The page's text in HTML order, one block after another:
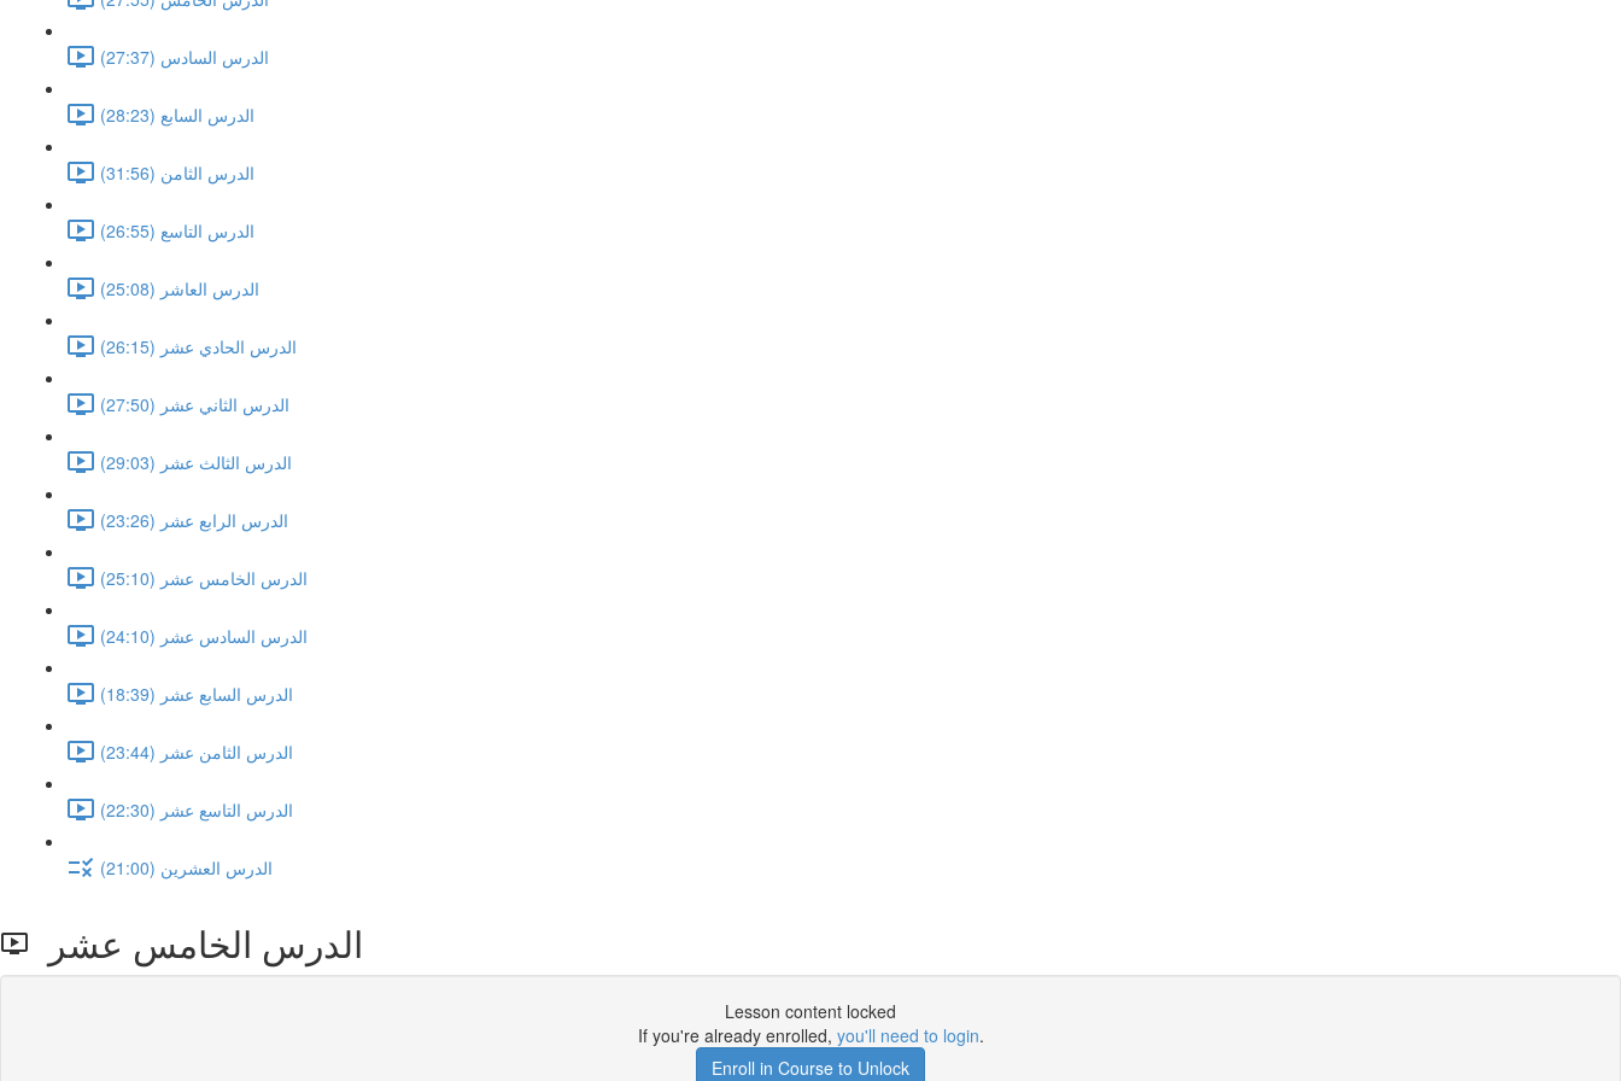
الدرس السادس (27:37)
الدرس السابع (28:23)
الدرس الثامن (31:56)
الدرس التاسع (26:55)
الدرس العاشر (25:08)
الدرس الحادي عشر (26:15)
الدرس الثاني عشر (27:50)
الدرس الثالث عشر (29:03)
الدرس الرابع عشر (23:26)
الدرس الخامس عشر (25:10)
الدرس السادس عشر (24:10)
الدرس السابع عشر (18:39)
الدرس الثامن عشر (23:44)
الدرس التاسع عشر (22:30)
الدرس العشرين (21:00)
الدرس الخامس عشر
Lesson content locked
If you're already enrolled, you'll need to login.
Enroll in Course to Unlock